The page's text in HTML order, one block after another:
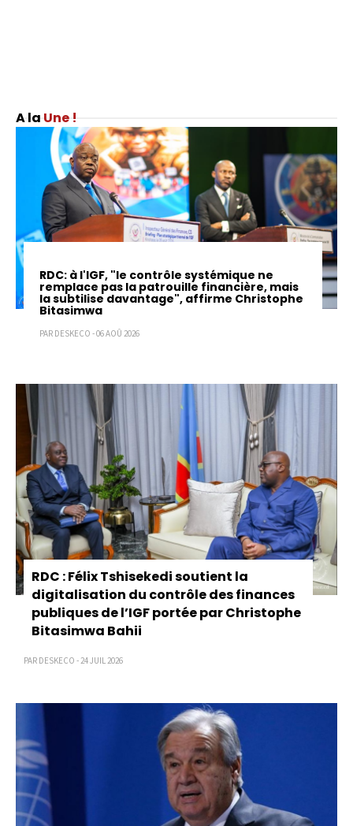
Une !
RDC: à l'IGF, "le contrôle systémique ne
remplace pas la patrouille financière, mais
la subtilise davantage", affirme Christophe
Bitasimwa
PAR DESKECO - 06 AOÛ 2026
RDC : Félix Tshisekedi soutient la
digitalisation du contrôle des finances
publiques de l’IGF portée par Christophe
Bitasimwa Bahii
PAR DESKECO - 24 JUIL 2026
Pagination